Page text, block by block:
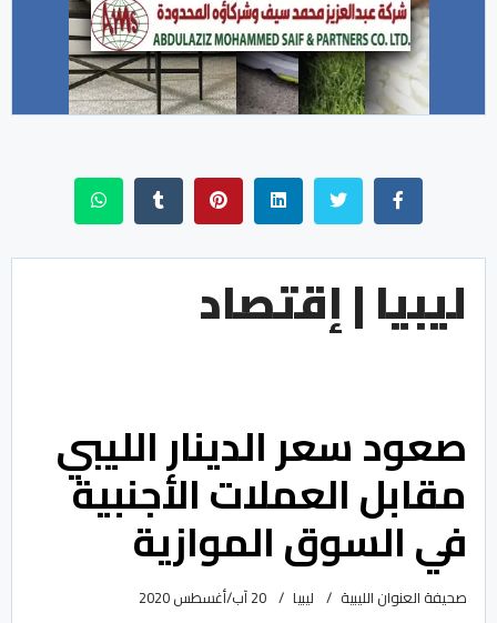
ليبيا | إقتصاد
صعود سعر الدينار الليبي
مقابل العملات الأجنبية
في السوق الموازية
صحيفة العنوان الليبية ليبيا 20 آب/أغسطس 2020